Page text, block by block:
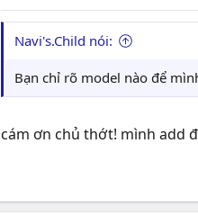
Navi's.Child nói:
Bạn chỉ rõ model nào để
cám ơn chủ thớt! mình add